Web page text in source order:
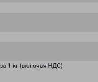
1 кг (включая НДС)